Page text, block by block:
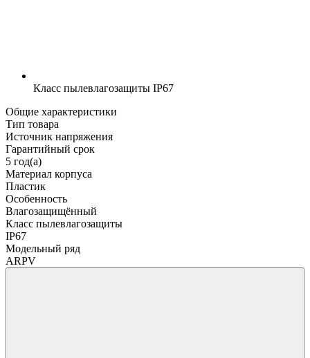
Класс пылевлагозащиты IP67
Общие характеристики
Тип товара
Источник напряжения
Гарантийный срок
5 год(а)
Материал корпуса
Пластик
Особенность
Влагозащищённый
Класс пылевлагозащиты
IP67
Модельный ряд
ARPV